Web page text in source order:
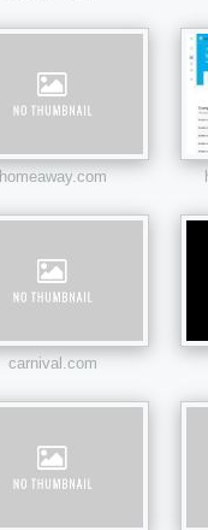
homeaway.com
carnival.com